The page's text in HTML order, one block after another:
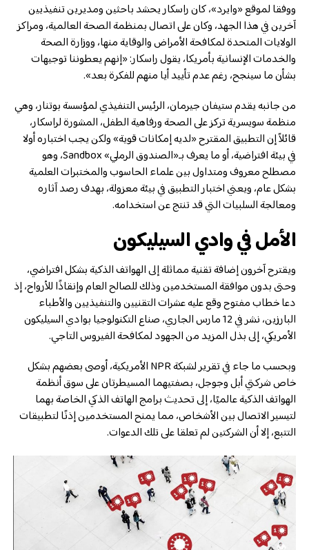
ووفقا لموقع «وايرد»، كان راسكار يحشد باحثين ومديرين تنفيذيين
آخرين في هذا الجهد، وكان على اتصال بمنظمة الصحة العالمية، ومراكز
الولايات المتحدة لمكافحة الأمراض والوقاية منها، ووزارة الصحة
والخدمات الإنسانية بأمريكا، يقول راسكار: «إنهم يعطوننا توجيهات
بشأن ما سينجح، رغم عدم تأييد أيا منهم للفكرة بعد».
من جانبه يقدم ستيفان جيرمان، الرئيس التنفيذي لمؤسسة بوتنار، وهي
منظمة سويسرية تركز على الصحة ورفاهية الطفل، المشورة لراسكار،
قائلاً إن التطبيق المقترح «لديه إمكانات قوية» ولكن يجب اختباره أولا
في بيئة افتراضية، أو ما يعرف بـ«الصندوق الرملي» Sandbox، وهو
مصطلح معروف ومتداول بين علماء الحاسوب والمختبرات العلمية
بشكل عام، ويعني اختبار التطبيق في بيئة معزولة، بهدف رصد آثاره
ومعالجة السلبيات التي قد تنتج عن استخدامه.
الأمل في وادي السيليكون
ويقترح آخرون إضافة تقنية مماثلة إلى الهواتف الذكية بشكل افتراضي،
وحتى بدون موافقة المستخدمين وذلك للصالح العام وإنقاذًا للأرواح، إذ
دعا خطاب مفتوح وقع عليه عشرات التقنيين والتنفيذيين والأطباء
البارزين، نشر في 12 مارس الجاري، صناع التكنولوجيا بوادي السيليكون
الأمريكي، إلى بذل المزيد من الجهود لمكافحة الفيروس التاجي.
وبحسب ما جاء في تقرير لشبكة NPR الأمريكية، أوصى بعضهم بشكل
خاص شركتي أبل وجوجل، بصفتيهما المسيطرتان على سوق أنظمة
الهواتف الذكية عالميًا، إلى تحديث برامج الهاتف الذكي الخاصة بهما
لتيسير الاتصال بين الأشخاص، مما يمنح المستخدمين إذنًا لتطبيقات
التتبع، إلا أن الشركتين لم تعلقا على تلك الدعوات.